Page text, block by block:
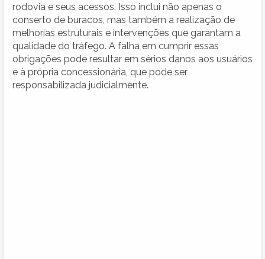
rodovia e seus acessos. Isso inclui não apenas o
conserto de buracos, mas também a realização de
melhorias estruturais e intervenções que garantam a
qualidade do tráfego. A falha em cumprir essas
obrigações pode resultar em sérios danos aos usuários
e à própria concessionária, que pode ser
responsabilizada judicialmente.